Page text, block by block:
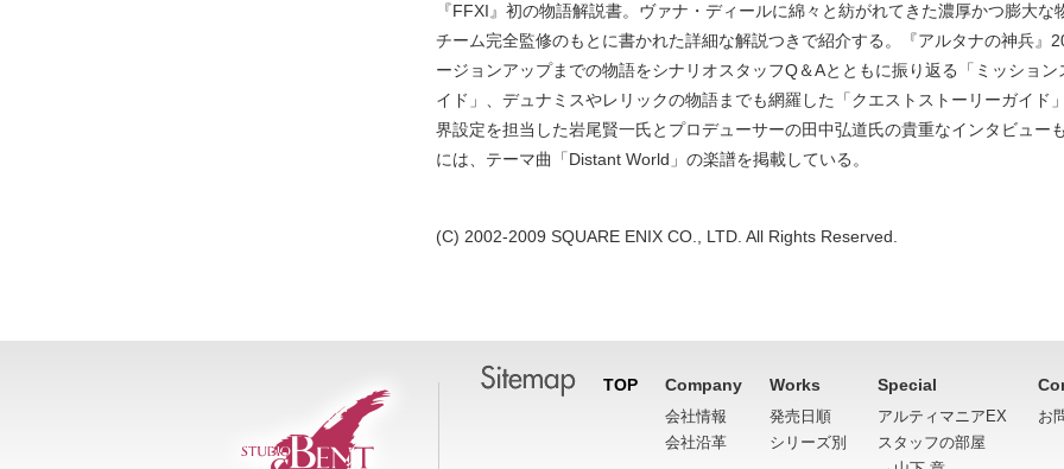
『FFXI』初の物語解説書。ヴァナ・ディールに綿々と紡がれてきた濃厚かつ膨大な
チーム完全監修のもとに書かれた詳細な解説つきで紹介する。『アルタナの神兵』
ージョンアップまでの物語をシナリオスタッフQ＆Aとともに振り返る「ミッション
イド」、デュナミスやレリックの物語までも網羅した「クエストストーリーガイド
界設定を担当した岩尾賢一氏とプロデューサーの田中弘道氏の貴重なインタビュー
には、テーマ曲「Distant World」の楽譜を掲載している。
(C) 2002-2009 SQUARE ENIX CO., LTD. All Rights Reserved.
TOP Company
会社情報
会社沿革
Works
発売日順
シリーズ別
Special
アルティマニアEX
スタッフの部屋
お